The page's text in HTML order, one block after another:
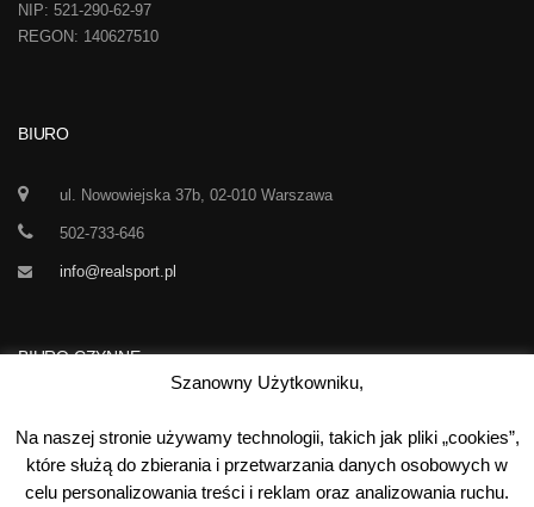
NIP: 521-290-62-97
REGON: 140627510
BIURO
ul. Nowowiejska 37b, 02-010 Warszawa
502-733-646
info@realsport.pl
BIURO CZYNNE
7 dni w tygodniu
Poniedziałek-Piątek: 1000- 15
Szanowny Użytkowniku,
Na naszej stronie używamy technologii, takich jak pliki „cookies”,
które służą do zbierania i przetwarzania danych osobowych w
celu personalizowania treści i reklam oraz analizowania ruchu.